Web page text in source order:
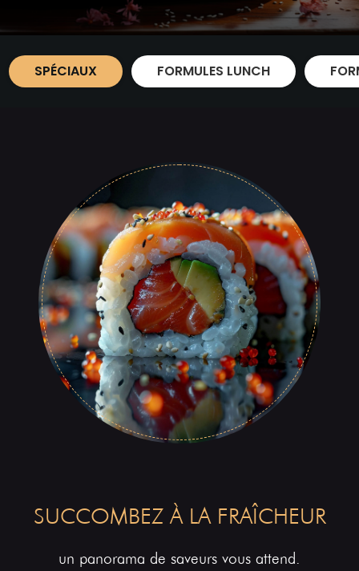
SPÉCIAUX FORMULES LUNCH
SUCCOMBEZ À LA FRAÎCHEUR
un panorama de saveurs vous attend.